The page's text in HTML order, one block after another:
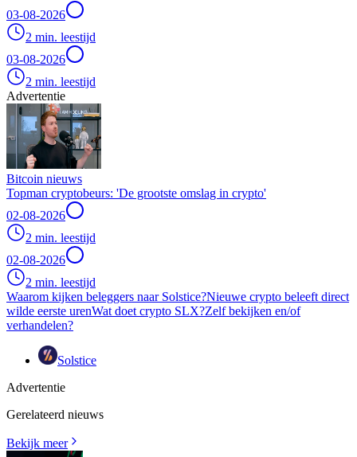
03-08-2026
2 min. leestijd
03-08-2026
2 min. leestijd
Advertentie
Bitcoin nieuws
Topman cryptobeurs: 'De grootste omslag in crypto'
02-08-2026
2 min. leestijd
02-08-2026
2 min. leestijd
Waarom kijken beleggers naar Solstice?Nieuwe crypto beleeft direct
wilde eerste urenWat doet crypto SLX?Zelf bekijken en/of
verhandelen?
Solstice
Advertentie
Gerelateerd nieuws
Bekijk meer